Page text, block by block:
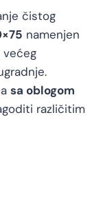
čistog
namenjen
većeg
sa oblogom
različitim